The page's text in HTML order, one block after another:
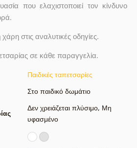
που ελαχιστοποιεί τον κίνδυνο
στις αναλυτικές οδηγίες.
σε κάθε παραγγελία.
Παιδικές ταπετσαρίες
Στο παιδικό δωμάτιο
Δεν χρειάζεται πλύσιμο, Μη
υφασμένο